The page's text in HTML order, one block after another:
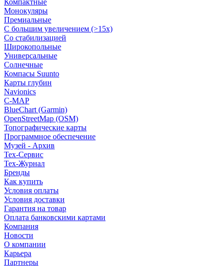
Компактные
Монокуляры
Премиальные
С большим увеличением (>15x)
Со стабилизацией
Широкопольные
Универсальные
Солнечные
Компасы Suunto
Карты глубин
Navionics
C-MAP
BlueChart (Garmin)
OpenStreetMap (OSM)
Топографические карты
Программное обеспечение
Музей - Архив
Tex-Сервис
Тех-Журнал
Бренды
Как купить
Условия оплаты
Условия доставки
Гарантия на товар
Оплата банковскими картами
Компания
Новости
О компании
Карьера
Партнеры